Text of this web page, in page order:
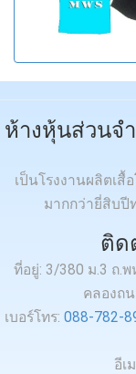
ห้างหุ้นส่วนจ
เป็นโรงงานผลิตเ
มากกว่ายี่สิบปี
ติด
ที่อยู่: 3/380 ม.3 ถ.
คลองถ
เบอร์โทร: 088-782-
อีเ